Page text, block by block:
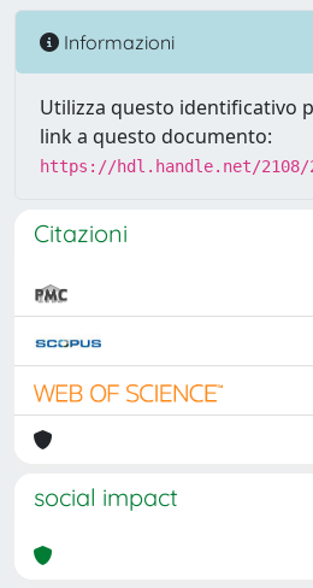
Informazioni
Utilizza questo identificativo
link a questo documento:
https://hdl.handle.net/2108/
Citazioni
social impact